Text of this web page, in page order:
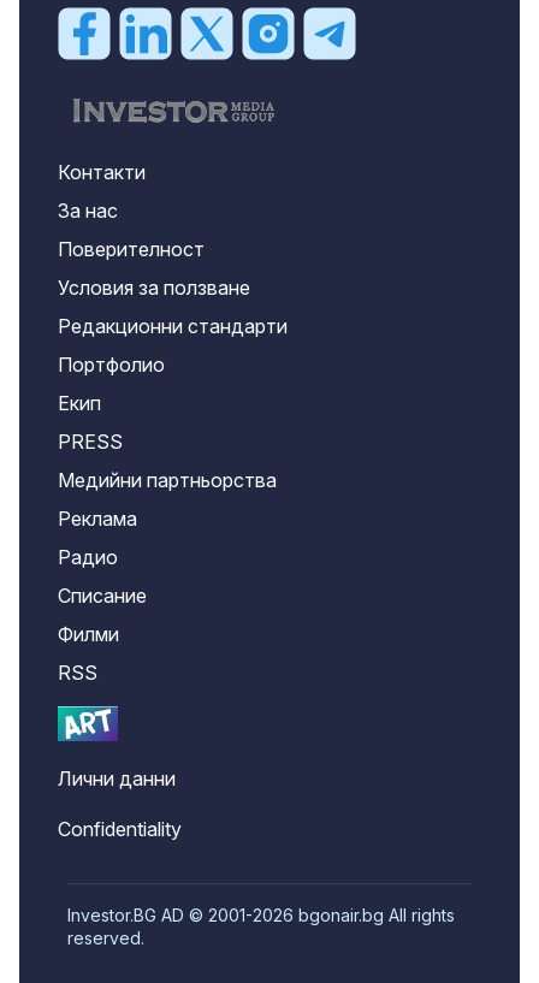
Контакти
За нас
Поверителност
Условия за ползване
Редакционни стандарти
Портфолио
Екип
PRESS
Медийни партньорства
Реклама
Радио
Списание
Филми
RSS
Лични данни
Confidentiality
Investor.BG AD © 2001-2026 bgonair.bg All rights
reserved.